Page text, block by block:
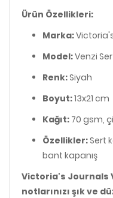
Ürün Özellikleri:
Marka:
Model:Venzi
Renk:Siyah
Boyut:13x21 cm
Kağıt: 70 gsm,
Özellikler:Sert
bant kapanış
Victoria's Journals
notlarınızı şık ve